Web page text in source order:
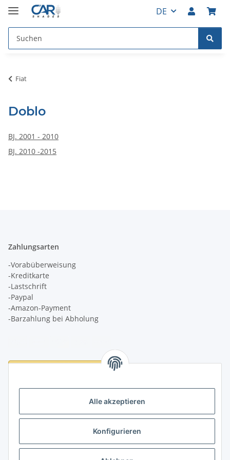
Alle akzeptieren
Konfigurieren
DE
Fiat
Doblo
BJ. 2001 - 2010
BJ. 2010 -2015
Zahlungsarten
-Vorabüberweisung
-Kreditkarte
-Lastschrift
-Paypal
-Amazon-Payment
-Barzahlung bei Abholung
Logistikpartner
Informationen